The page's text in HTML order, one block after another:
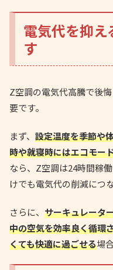
電気代を抑
す
Z空調の電気代高騰で後
要です。
まず、 設定温度を季節や
時や就寝時にはエコモー
なら、Z空調は24時間稼
けでも電気代の削減につ
さらに、 サーキュレータ
中の空気を効率良く循環
くても快適に過ごせる場